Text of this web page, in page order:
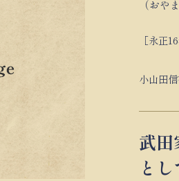
（おや
［永正
小山田
武
と